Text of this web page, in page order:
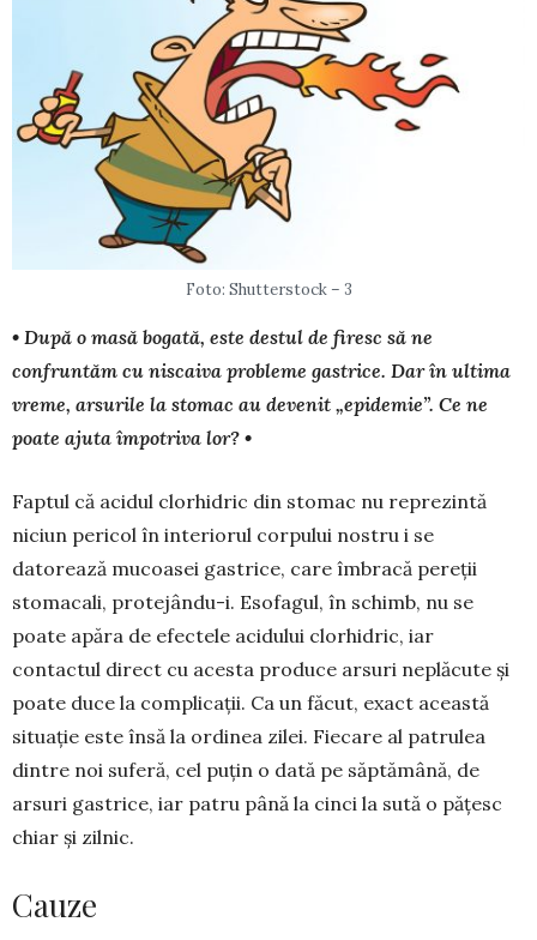
Foto: Shutterstock – 3
• După o masă bogată, este destul de firesc să ne
confruntăm cu niscaiva probleme gastrice. Dar în ultima
vreme, arsurile la stomac au devenit „epidemie”. Ce ne
poate ajuta împotriva lor? •
Faptul că acidul clorhidric din stomac nu reprezintă
niciun pericol în interiorul cor­pului nostru i se
datorează mucoasei gas­trice, care îmbracă pereții
stomacali, protejân­du-i. Esofagul, în schimb, nu se
poate apăra de efectele acidului clorhidric, iar
contactul di­rect cu acesta produce arsuri neplăcute și
poate duce la compli­cații. Ca un făcut, exact această
situație este însă la ordinea zilei. Fiecare al patrulea
dintre noi suferă, cel puțin o dată pe săptămână, de
arsuri gastrice, iar patru până la cinci la sută o pățesc
chiar și zil­nic.
Cauze